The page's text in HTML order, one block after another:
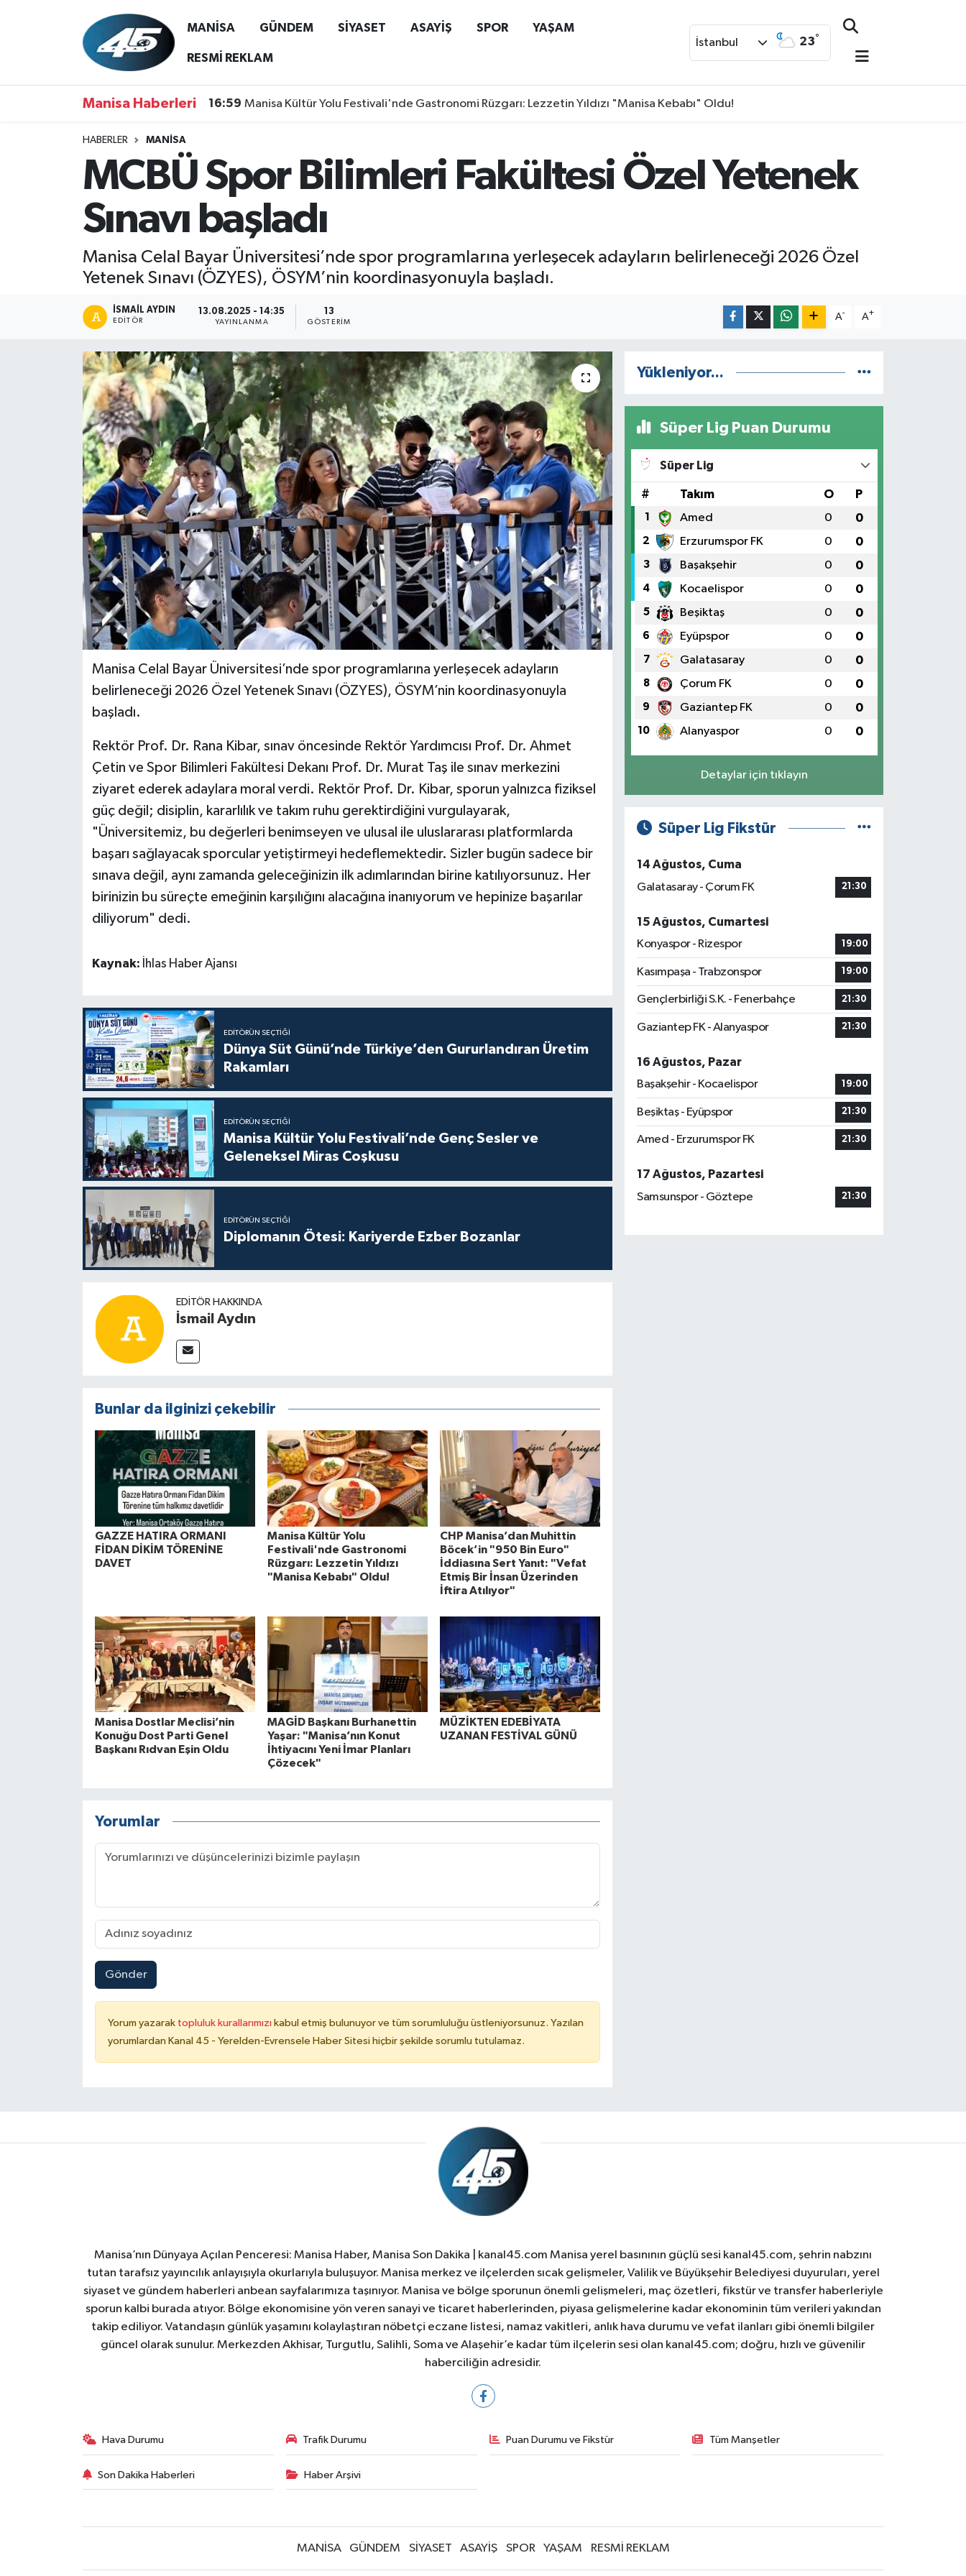
MANİSA GÜNDEM SİYASET ASAYİŞ SPOR YAŞAM
RESMİ REKLAM
İstanbul 23°
Manisa Haberleri 16:59 Manisa Kültür Yolu Festivali'nde Gastronomi Rüzgarı: Lezzetin Yıldızı "Manisa Kebabı" Oldu!
HABERLER MANİSA
MCBÜ Spor Bilimleri Fakültesi Özel Yetenek
Sınavı başladı
Manisa Celal Bayar Üniversitesi’nde spor programlarına yerleşecek adayların belirleneceği 2026 Özel
Yetenek Sınavı (ÖZYES), ÖSYM’nin koordinasyonuyla başladı.
İSMAIL AYDIN
EDITÖR
13.08.2025 - 14:35
YAYINLANMA
13
GÖSTERIM
A- A+
Manisa Celal Bayar Üniversitesi’nde spor programlarına yerleşecek adayların
belirleneceği 2026 Özel Yetenek Sınavı (ÖZYES), ÖSYM’nin koordinasyonuyla
başladı.
Rektör Prof. Dr. Rana Kibar, sınav öncesinde Rektör Yardımcısı Prof. Dr. Ahmet
Çetin ve Spor Bilimleri Fakültesi Dekanı Prof. Dr. Murat Taş ile sınav merkezini
ziyaret ederek adaylara moral verdi. Rektör Prof. Dr. Kibar, sporun yalnızca fiziksel
güç değil; disiplin, kararlılık ve takım ruhu gerektirdiğini vurgulayarak,
"Üniversitemiz, bu değerleri benimseyen ve ulusal ile uluslararası platformlarda
başarı sağlayacak sporcular yetiştirmeyi hedeflemektedir. Sizler bugün sadece bir
sınava değil, aynı zamanda geleceğinizin ilk adımlarından birine katılıyorsunuz. Her
birinizin bu süreçte emeğinin karşılığını alacağına inanıyorum ve hepinize başarılar
diliyorum" dedi.
Kaynak: İhlas Haber Ajansı
EDITÖRÜN SEÇTIĞI
Dünya Süt Günü’nde Türkiye’den Gururlandıran Üretim
Rakamları
EDITÖRÜN SEÇTIĞI
Manisa Kültür Yolu Festivali’nde Genç Sesler ve
Geleneksel Miras Coşkusu
EDITÖRÜN SEÇTIĞI
Diplomanın Ötesi: Kariyerde Ezber Bozanlar
EDITÖR HAKKINDA
İsmail Aydın
Bunlar da ilginizi çekebilir
GAZZE HATIRA ORMANI
FİDAN DİKİM TÖRENİNE
DAVET
Manisa Kültür Yolu
Festivali'nde Gastronomi
Rüzgarı: Lezzetin Yıldızı
"Manisa Kebabı" Oldu!
CHP Manisa’dan Muhittin
Böcek’in "950 Bin Euro"
İddiasına Sert Yanıt: "Vefat
Etmiş Bir İnsan Üzerinden
İftira Atılıyor"
Manisa Dostlar Meclisi’nin
Konuğu Dost Parti Genel
Başkanı Rıdvan Eşin Oldu
MAGİD Başkanı Burhanettin
Yaşar: "Manisa’nın Konut
İhtiyacını Yeni İmar Planları
Çözecek"
MÜZİKTEN EDEBİYATA
UZANAN FESTİVAL GÜNÜ
Yorumlar
Gönder
Yorum yazarak topluluk kurallarımızı kabul etmiş bulunuyor ve tüm sorumluluğu üstleniyorsunuz. Yazılan
yorumlardan Kanal 45 - Yerelden-Evrensele Haber Sitesi hiçbir şekilde sorumlu tutulamaz.
Yükleniyor...
Süper Lig Puan Durumu
Süper Lig
# Takım O P
1 Amed 0 0
2 Erzurumspor FK 0 0
3 Başakşehir 0 0
4 Kocaelispor 0 0
5 Beşiktaş 0 0
6 Eyüpspor 0 0
7 Galatasaray 0 0
8 Çorum FK 0 0
9 Gaziantep FK 0 0
10 Alanyaspor 0 0
Detaylar için tıklayın
Süper Lig Fikstür
14 Ağustos, Cuma
Galatasaray - Çorum FK
21:30
15 Ağustos, Cumartesi
Konyaspor - Rizespor
19:00
Kasımpaşa - Trabzonspor 19:00
Gençlerbirliği S.K. - Fenerbahçe 21:30
Gaziantep FK - Alanyaspor 21:30
16 Ağustos, Pazar
Başakşehir - Kocaelispor
19:00
Beşiktaş - Eyüpspor 21:30
Amed - Erzurumspor FK 21:30
17 Ağustos, Pazartesi
Samsunspor - Göztepe
21:30
Manisa’nın Dünyaya Açılan Penceresi: Manisa Haber, Manisa Son Dakika | kanal45.com Manisa yerel basınının güçlü sesi kanal45.com, şehrin nabzını
tutan tarafsız yayıncılık anlayışıyla okurlarıyla buluşuyor. Manisa merkez ve ilçelerden sıcak gelişmeler, Valilik ve Büyükşehir Belediyesi duyuruları, yerel
siyaset ve gündem haberleri anbean sayfalarımıza taşınıyor. Manisa ve bölge sporunun önemli gelişmeleri, maç özetleri, fikstür ve transfer haberleriyle
sporun kalbi burada atıyor. Bölge ekonomisine yön veren sanayi ve ticaret haberlerinden, piyasa gelişmelerine kadar ekonominin tüm verileri yakından
takip ediliyor. Vatandaşın günlük yaşamını kolaylaştıran nöbetçi eczane listesi, namaz vakitleri, anlık hava durumu ve vefat ilanları gibi önemli bilgiler
güncel olarak sunulur. Merkezden Akhisar, Turgutlu, Salihli, Soma ve Alaşehir’e kadar tüm ilçelerin sesi olan kanal45.com; doğru, hızlı ve güvenilir
haberciliğin adresidir.
Hava Durumu Trafik Durumu Puan Durumu ve Fikstür Tüm Manşetler
Son Dakika Haberleri Haber Arşivi
MANİSA GÜNDEM SİYASET ASAYİŞ SPOR YAŞAM RESMİ REKLAM
MANİSA
RESMİ REKLAM
Hava Durumu
Tüm Manşetler
Son Dakika Haberleri